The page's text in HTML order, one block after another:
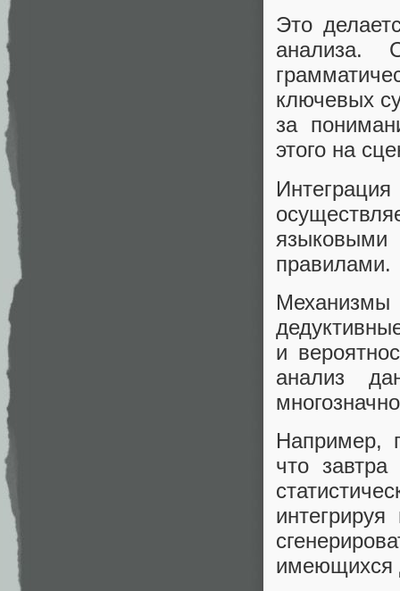
Это
анализа.
ключевых
за
этого на
языковыми
правилами.
Механизмы
и
анализ
Например,
что
имеющихся